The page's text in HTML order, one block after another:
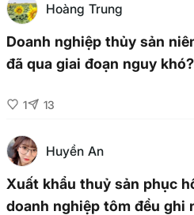
Hoàng Trung
Doanh nghiệp thủy sản
đã qua giai đoạn nguy khó?
1 13
Huyền An
Xuất khẩu thuỷ sản phục
doanh nghiệp tôm đều ghi